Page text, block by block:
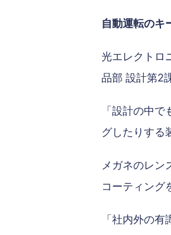
自動運転のキ
光エレクトロ
品部 設計第2
「設計の中
グしたりする
メガネのレン
コーティング
「社内外の